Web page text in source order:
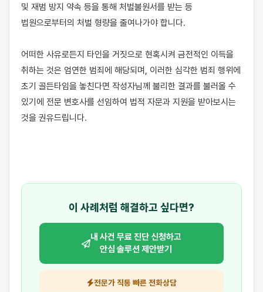
및 재범 방지 약속 등을 통해 처벌불원서를 받는 등
법원으로부터의 처벌 형량을 줄여나가야 합니다.
어떠한 사유로든지 타인을 거짓으로 현혹시켜 금전적인 이득을
취하는 것은 엄연한 범죄에 해당되며, 이러한 심각한 범죄 행위에
초기 골든타임을 놓친다면 작성자님께 불리한 결과를 불러올 수
있기에 전문 변호사를 선임하여 법적 자문과 지원을 받아보시는
것을 권유드립니다.
이 사례처럼 해결하고 싶다면?
내 사건 무료 진단 신청하고
안심 솔루션 제안받기
전문가 직통 빠른 전화상담